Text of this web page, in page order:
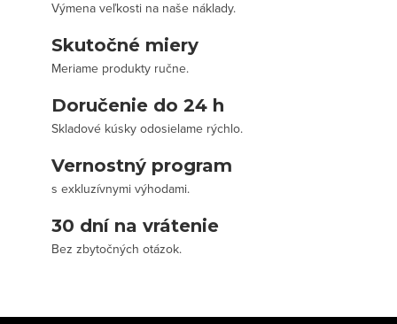
Výmena veľkosti na naše náklady.
Skutočné miery
Meriame produkty ručne.
Doručenie do 24 h
Skladové kúsky odosielame rýchlo.
Vernostný program
s exkluzívnymi výhodami.
30 dní na vrátenie
Bez zbytočných otázok.